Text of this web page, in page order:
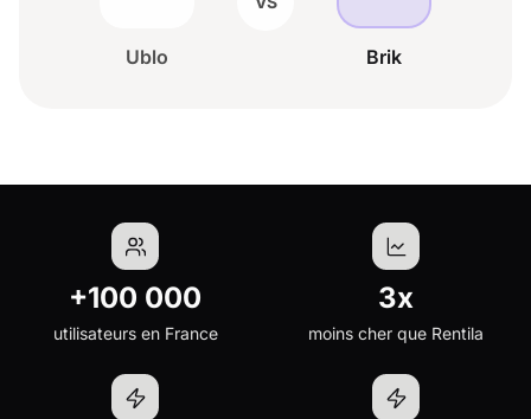
Ublo Brik
+100 000
utilisateurs en France
3x
moins cher que Rentila